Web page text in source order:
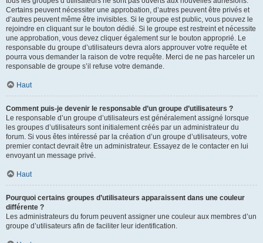
Certains peuvent nécessiter une approbation, d’autres peuvent être privés et
d’autres peuvent même être invisibles. Si le groupe est public, vous pouvez le
rejoindre en cliquant sur le bouton dédié. Si le groupe est restreint et nécessite
une approbation, vous devez cliquer également sur le bouton approprié. Le
responsable du groupe d’utilisateurs devra alors approuver votre requête et
pourra vous demander la raison de votre requête. Merci de ne pas harceler un
responsable de groupe s’il refuse votre demande.
Haut
Comment puis-je devenir le responsable d’un groupe d’utilisateurs ?
Le responsable d’un groupe d’utilisateurs est généralement assigné lorsque
les groupes d’utilisateurs sont initialement créés par un administrateur du
forum. Si vous êtes intéressé par la création d’un groupe d’utilisateurs, votre
premier contact devrait être un administrateur. Essayez de le contacter en lui
envoyant un message privé.
Haut
Pourquoi certains groupes d’utilisateurs apparaissent dans une couleur
différente ?
Les administrateurs du forum peuvent assigner une couleur aux membres d’un
groupe d’utilisateurs afin de faciliter leur identification.